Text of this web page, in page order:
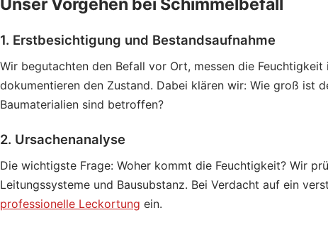
Unser Vorgehen bei Schimmelbefall
1. Erstbesichtigung und Bestandsaufnahme
Wir begutachten den Befall vor Ort, messen die
dokumentieren den Zustand. Dabei klären wir: Wie groß ist
Baumaterialien sind betroffen?
2. Ursachenanalyse
Die wichtigste Frage: Woher kommt die Feuchtigkeit? Wir
Leitungssysteme und Bausubstanz. Bei Verdacht auf ein
professionelle Leckortung ein.